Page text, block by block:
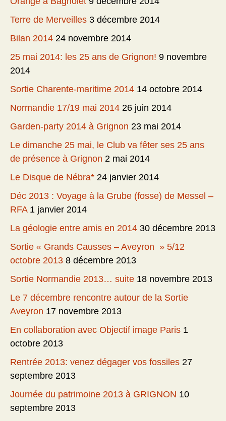
Terre de Merveilles 3 décembre 2014
Bilan 2014 24 novembre 2014
25 mai 2014: les 25 ans de Grignon! 9 novembre
2014
Sortie Charente-maritime 2014 14 octobre 2014
Normandie 17/19 mai 2014 26 juin 2014
Garden-party 2014 à Grignon 23 mai 2014
Le dimanche 25 mai, le Club va fêter ses 25 ans
de présence à Grignon 2 mai 2014
Le Disque de Nébra* 24 janvier 2014
Déc 2013 : Voyage à la Grube (fosse) de Messel –
RFA 1 janvier 2014
La géologie entre amis en 2014 30 décembre 2013
Sortie « Grands Causses – Aveyron » 5/12
octobre 2013 8 décembre 2013
Sortie Normandie 2013… suite 18 novembre 2013
Le 7 décembre rencontre autour de la Sortie
Aveyron 17 novembre 2013
En collaboration avec Objectif image Paris 1
octobre 2013
Rentrée 2013: venez dégager vos fossiles 27
septembre 2013
Journée du patrimoine 2013 à GRIGNON 10
septembre 2013